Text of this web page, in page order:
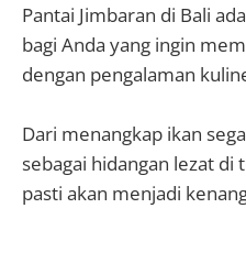
Pantai Jimbaran di Bali
bagi Anda yang ingin
dengan pengalaman
Dari menangkap ikan
sebagai hidangan lezat di
pasti akan menjadi